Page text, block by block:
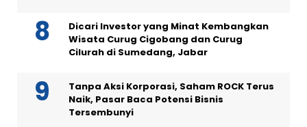
Dicari Investor yang Minat Kembangkan
Wisata Curug Cigobang dan Curug
Cilurah di Sumedang, Jabar
Tanpa Aksi Korporasi, Saham ROCK Terus
Naik, Pasar Baca Potensi Bisnis
Tersembunyi